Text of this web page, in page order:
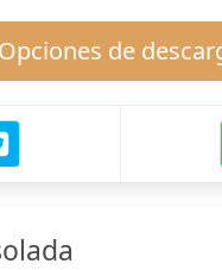
Opciones de